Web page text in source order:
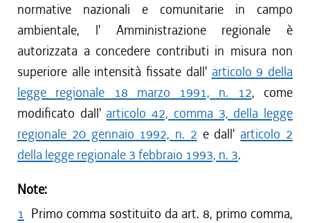
normative nazionali e comunitarie in campo
ambientale, l' Amministrazione regionale è
autorizzata a concedere contributi in misura non
superiore alle intensità fissate dall' articolo 9 della
legge regionale 18 marzo 1991, n. 12, come
modificato dall' articolo 42, comma 3, della legge
regionale 20 gennaio 1992, n. 2 e dall' articolo 2
della legge regionale 3 febbraio 1993, n. 3.
Note:
1 Primo comma sostituito da art. 8, primo comma,